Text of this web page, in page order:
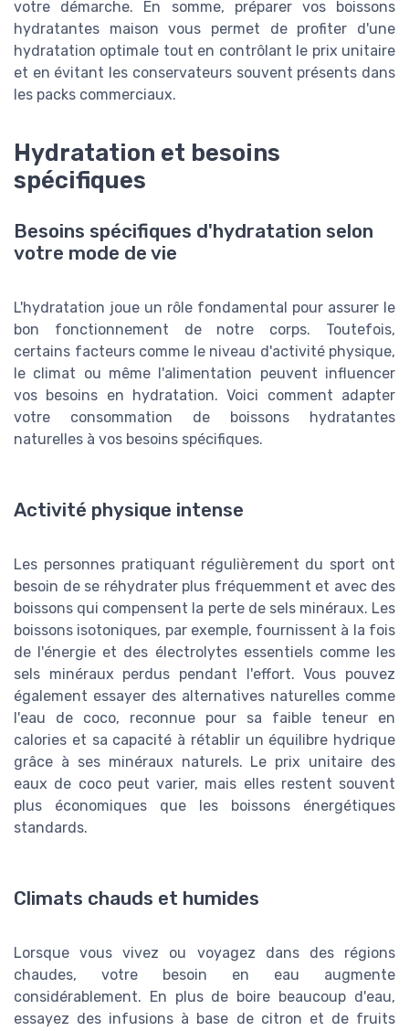
votre démarche. En somme, préparer vos boissons
hydratantes maison vous permet de profiter d'une
hydratation optimale tout en contrôlant le prix unitaire
et en évitant les conservateurs souvent présents dans
les packs commerciaux.
Hydratation et besoins
spécifiques
Besoins spécifiques d'hydratation selon
votre mode de vie
L'hydratation joue un rôle fondamental pour assurer le
bon fonctionnement de notre corps. Toutefois,
certains facteurs comme le niveau d'activité physique,
le climat ou même l'alimentation peuvent influencer
vos besoins en hydratation. Voici comment adapter
votre consommation de boissons hydratantes
naturelles à vos besoins spécifiques.
Activité physique intense
Les personnes pratiquant régulièrement du sport ont
besoin de se réhydrater plus fréquemment et avec des
boissons qui compensent la perte de sels minéraux. Les
boissons isotoniques, par exemple, fournissent à la fois
de l'énergie et des électrolytes essentiels comme les
sels minéraux perdus pendant l'effort. Vous pouvez
également essayer des alternatives naturelles comme
l'eau de coco, reconnue pour sa faible teneur en
calories et sa capacité à rétablir un équilibre hydrique
grâce à ses minéraux naturels. Le prix unitaire des
eaux de coco peut varier, mais elles restent souvent
plus économiques que les boissons énergétiques
standards.
Climats chauds et humides
Lorsque vous vivez ou voyagez dans des régions
chaudes, votre besoin en eau augmente
considérablement. En plus de boire beaucoup d'eau,
essayez des infusions à base de citron et de fruits